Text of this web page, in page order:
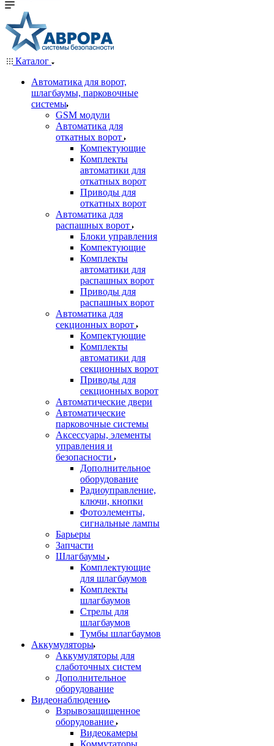
Каталог
Автоматика для ворот,
шлагбаумы, парковочные
системы
GSM модули
Автоматика для
откатных ворот
Компектующие
Комплекты
автоматики для
откатных ворот
Приводы для
откатных ворот
Автоматика для
распашных ворот
Блоки управления
Компектующие
Комплекты
автоматики для
распашных ворот
Приводы для
распашных ворот
Автоматика для
секционных ворот
Компектующие
Комплекты
автоматики для
секционных ворот
Приводы для
секционных ворот
Автоматические двери
Автоматические
парковочные системы
Аксессуары, элементы
управления и
безопасности
Дополнительное
оборудование
Радиоуправление,
ключи, кнопки
Фотоэлементы,
сигнальные лампы
Барьеры
Запчасти
Шлагбаумы
Комплектующие
для шлагбаумов
Комплекты
шлагбаумов
Стрелы для
шлагбаумов
Тумбы шлагбаумов
Аккумуляторы
Аккумуляторы для
слаботочных систем
Дополнительное
оборудование
Видеонаблюдение
Взрывозащищенное
оборудование
Видеокамеры
Коммутаторы